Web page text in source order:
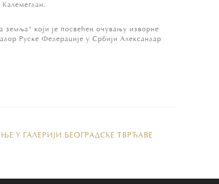
који је посвећен очувању изворне
Руске Федерације у Србији Александар
У ГАЛЕРИЈИ БЕОГРАДСКЕ ТВРЂАВЕ